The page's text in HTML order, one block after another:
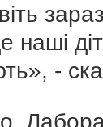
наші
-